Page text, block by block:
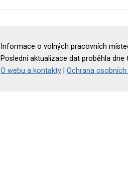
Informace o volných pracovních
Poslední aktualizace dat proběhla dne
O webu a kontakty
Ochrana osobních